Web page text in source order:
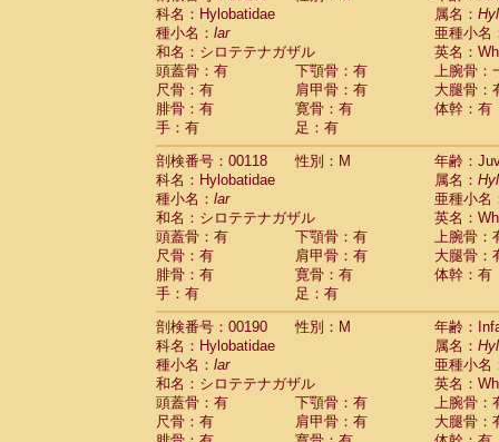
Cercopithecidae
(0)
Cercopithecidae Papio cynocephalus
Cercopithecidae Papio hamadryas(1)
CercopithecidaePapio papio
CercopithecidaePapio
CercopithecidaeMandrillus
CercopithecidaeMandrillus sphinx
CercopithecidaeTheropithecus
CercopithecidaeMacaca arctoides(1)
Cercopithecidae Macaca assamensis
Cercopithecidae
Macaca
CercopithecidaeMacaca cyclopis (6)
CercopithecidaeMacaca fascicularis
CercopithecidaeMacaca fuscaca
CercopithecidaeMacaca fuscata
CercopithecidaeMacaca fuscata
CercopithecidaeMacaca maura(1)
Cercopithecidae Macaca mulatta(50)
Cercopithecidae Macaca nemestrina(3)
Cercopithecidae Macaca nigra(1)
CercopithecidaeMacaca radiata(9)
CercopithecidaeMacaca silenus(1)
科名：Hylobatidae
属名：
種小名： lar
亜種小名
和名：シロテテナガザル
英名：
頭蓋骨：有
下顎骨：有
上腕骨：
尺骨：有
肩甲骨：有
大腿骨：
腓骨：有
寛骨：有
体幹：有
手：有
足：有
剖検番号：00118
性別：M
年齢：
科名：Hylobatidae
属名：
種小名： lar
亜種小名
和名：シロテテナガザル
英名：
頭蓋骨：有
下顎骨：有
上腕骨：
尺骨：有
肩甲骨：有
大腿骨：
腓骨：有
寛骨：有
体幹：有
手：有
足：有
剖検番号：00190
性別：M
年齢：
科名：Hylobatidae
属名：
種小名： lar
亜種小名
和名：シロテテナガザル
英名：
頭蓋骨：有
下顎骨：有
上腕骨：
尺骨：有
肩甲骨：有
大腿骨：